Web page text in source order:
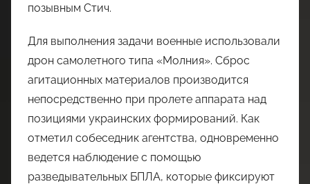
позывным Стич.
Для выполнения задачи военные использовали
дрон самолетного типа «Молния». Сброс
агитационных материалов производится
непосредственно при пролете аппарата над
позициями украинских формирований. Как
отметил собеседник агентства, одновременно
ведется наблюдение с помощью
разведывательных БПЛА, которые фиксируют